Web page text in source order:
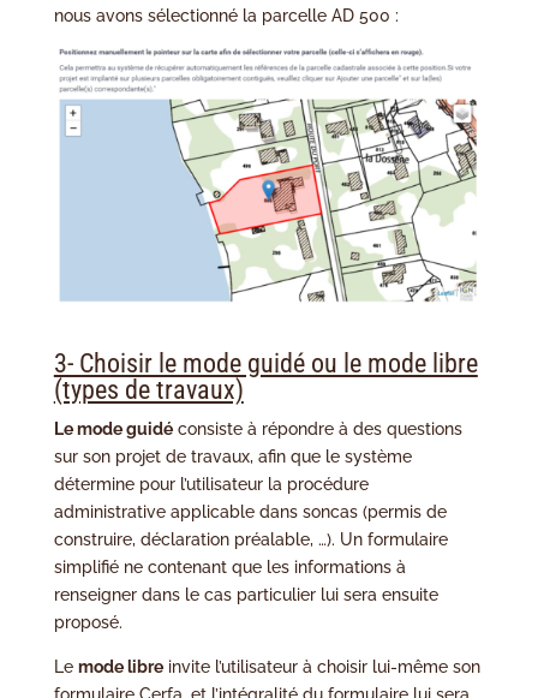
nous avons sélectionné la parcelle AD 500 :
3- Choisir le mode guidé ou le mode libre
(types de travaux)
Le mode guidéconsiste à répondre à des questions
sur son projet de travaux, afin que le système
détermine pour l’utilisateur la procédure
administrative applicable dans soncas (permis de
construire, déclaration préalable, …). Un formulaire
simplifié ne contenant que les informations à
renseigner dans le cas particulier lui sera ensuite
proposé.
Le mode libreinvite l’utilisateur à choisir lui-même son